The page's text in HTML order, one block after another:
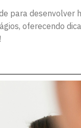
para desenvolver
oferecendo